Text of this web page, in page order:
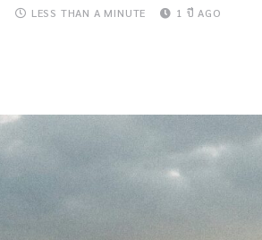
LESS THAN A MINUTE 1 ปี AGO